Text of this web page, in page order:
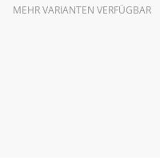
MEHR VARIANTEN VERFÜGBAR